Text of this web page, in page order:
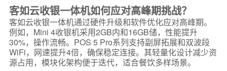
客如云收银一体机如何应对高峰期挑战？
客如云收银一体机通过硬件升级和软件优化应对高峰期。
例如，Mini 4收银机采用2GB内和16GB储，性能提升
30%，操作流畅。POS 5 Pro系列支持副屏拓展和双波段
WiFi，网速提升4倍，确保稳定连接。其轻量化设计减少资
源占用，模块化架构便于迭代，适合餐饮多样场景。